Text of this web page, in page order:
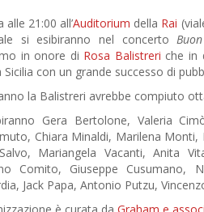
alle 21:00 all’Auditorium della Rai
si esibiranno nel concerto
in onore di Rosa Balistreri che in
con un grande successo di
la Balistreri avrebbe compiuto
Gera Bertolone, Valeria
Chiara Minaldi, Marilena Monti,
Mariangela Vacanti, Anita
Comito, Giuseppe Cusumano,
Jack Papa, Antonio Putzu,